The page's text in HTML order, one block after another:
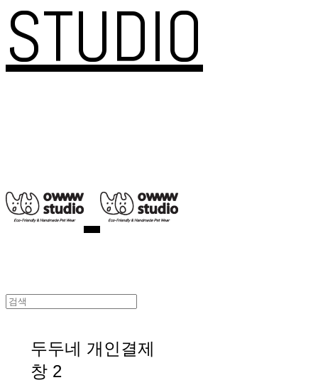
STUDIO
두두네 개인결제
창 2